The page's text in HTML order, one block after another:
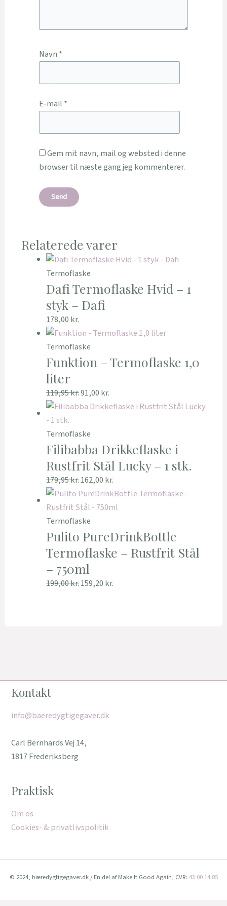
Navn *
E-mail *
Gem mit navn, mail og websted i denne
browser til næste gang jeg kommenterer.
Relaterede varer
Termoflaske
Dafi Termoflaske Hvid – 1
styk – Dafi
178,00 kr.
Termoflaske
Funktion – Termoflaske 1,0
liter
119,95kr.91,00 kr.
Termoflaske
Filibabba Drikkeflaske i
Rustfrit Stål Lucky – 1 stk.
179,95kr.162,00 kr.
Termoflaske
Pulito PureDrinkBottle
Termoflaske – Rustfrit Stål
– 750ml
199,00kr.159,20 kr.
Kontakt
info@baeredygtigegaver.dk
Carl Bernhards Vej 14,
1817 Frederiksberg
Praktisk
Om os
Cookies- & privatlivspolitik
© 2024, bæredygtigegaver.dk / En del af Make It Good Again, CVR: 43 00 14 85